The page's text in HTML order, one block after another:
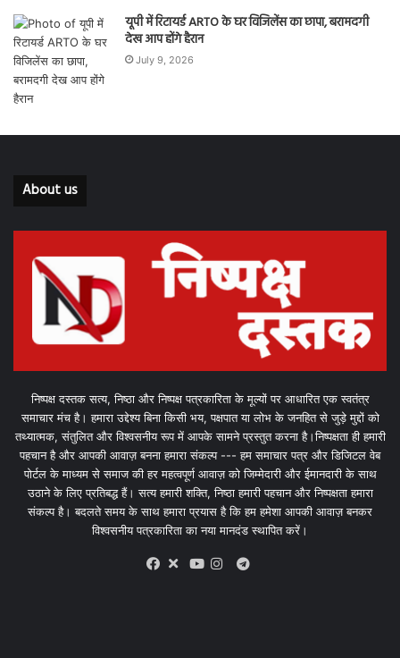
यूपी में रिटायर्ड ARTO के घर विजिलेंस का छापा, बरामदगी
देख आप होंगे हैरान
July 9, 2026
About us
निष्पक्ष दस्तक सत्य, निष्ठा और निष्पक्ष पत्रकारिता के मूल्यों पर आधारित एक स्वतंत्र
समाचार मंच है। हमारा उद्देश्य बिना किसी भय, पक्षपात या लोभ के जनहित से जुड़े मुद्दों को
तथ्यात्मक, संतुलित और विश्वसनीय रूप में आपके सामने प्रस्तुत करना है।निष्पक्षता ही हमारी
पहचान है और आपकी आवाज़ बनना हमारा संकल्प --- हम समाचार पत्र और डिजिटल वेब
पोर्टल के माध्यम से समाज की हर महत्वपूर्ण आवाज़ को जिम्मेदारी और ईमानदारी के साथ
उठाने के लिए प्रतिबद्ध हैं। सत्य हमारी शक्ति, निष्ठा हमारी पहचान और निष्पक्षता हमारा
संकल्प है। बदलते समय के साथ हमारा प्रयास है कि हम हमेशा आपकी आवाज़ बनकर
विश्वसनीय पत्रकारिता का नया मानदंड स्थापित करें।
X
Telegram